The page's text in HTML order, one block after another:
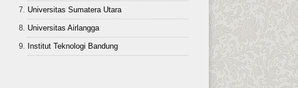
Universitas Sumatera Utara
Universitas Airlangga
Institut Teknologi Bandung